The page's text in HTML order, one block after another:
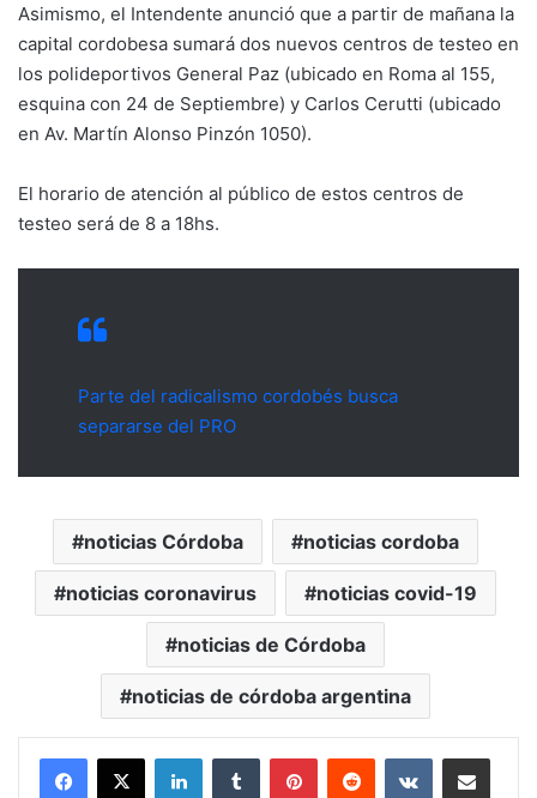
Asimismo, el Intendente anunció que a partir de mañana la
capital cordobesa sumará dos nuevos centros de testeo en
los polideportivos General Paz (ubicado en Roma al 155,
esquina con 24 de Septiembre) y Carlos Cerutti (ubicado
en Av. Martín Alonso Pinzón 1050).
El horario de atención al público de estos centros de
testeo será de 8 a 18hs.
Parte del radicalismo cordobés busca
separarse del PRO
noticias Córdoba noticias cordoba
noticias coronavirus noticias covid-19
noticias de Córdoba
noticias de córdoba argentina
LinkedInTumblr PinterestReddit VKontakteCompartir por mail